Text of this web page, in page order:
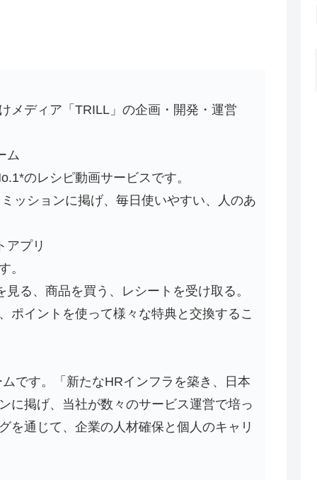
メディア「TRILL」の企画・開発・運営
ム
のレシピ動画サービスです。
ッションに掲げ、毎日使いやすい、人のあ
アプリ
。
る、商品を買う、レシートを受け取る。
ポイントを使って様々な特典と交換するこ
です。「新たなHRインフラを築き、日本
に掲げ、当社が数々のサービス運営で培っ
を通じて、企業の人材確保と個人のキャリ